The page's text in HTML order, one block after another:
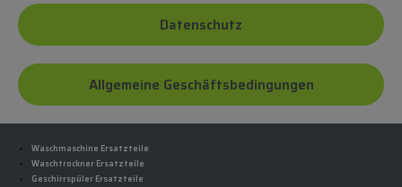
Datenschutz
Allgemeine Geschäftsbedingungen
Waschmaschine Ersatzteile
Waschtrockner Ersatzteile
Geschirrspüler Ersatzteile